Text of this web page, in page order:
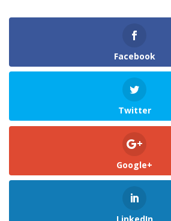
Facebook
Twitter
Google+